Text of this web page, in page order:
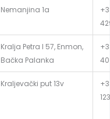
Nemanjina 1a
Kralja Petra I 57, Enmon,
Bačka Palanka
40
Kraljevački put 13v
123